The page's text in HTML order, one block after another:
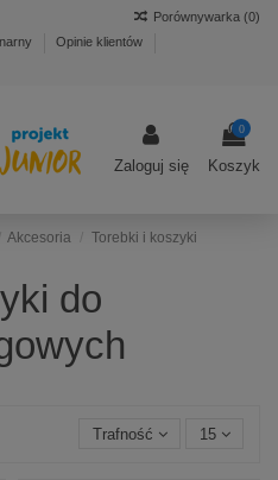
Opinie klientów
Porównywarka (0)
Zaloguj się
0
Koszyk
Akcesoria Torebki i koszyki
do
Trafność 15